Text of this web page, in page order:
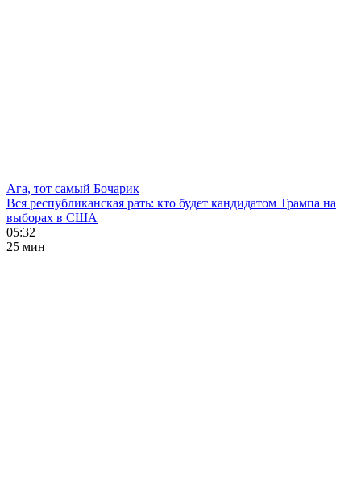
Ага, тот самый Бочарик
Вся республиканская рать: кто будет кандидатом Трампа на
выборах в США
05:32
25 мин